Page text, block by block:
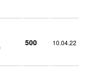
500 10.04.22